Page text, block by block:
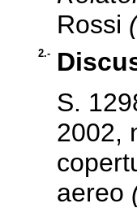
Rossi
2.-
S.
2002,
aereo